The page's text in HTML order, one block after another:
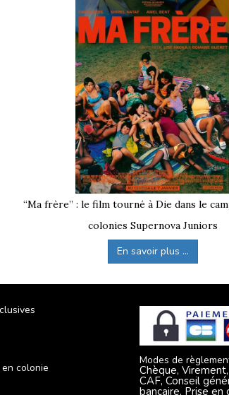
“Ma frère” : le film tourné à Die dans le
colonies Supernova Juniors
En savoir plus ...
colonie
Modes de
Chèque,
CAF, Conseil
bancaire, Prise en